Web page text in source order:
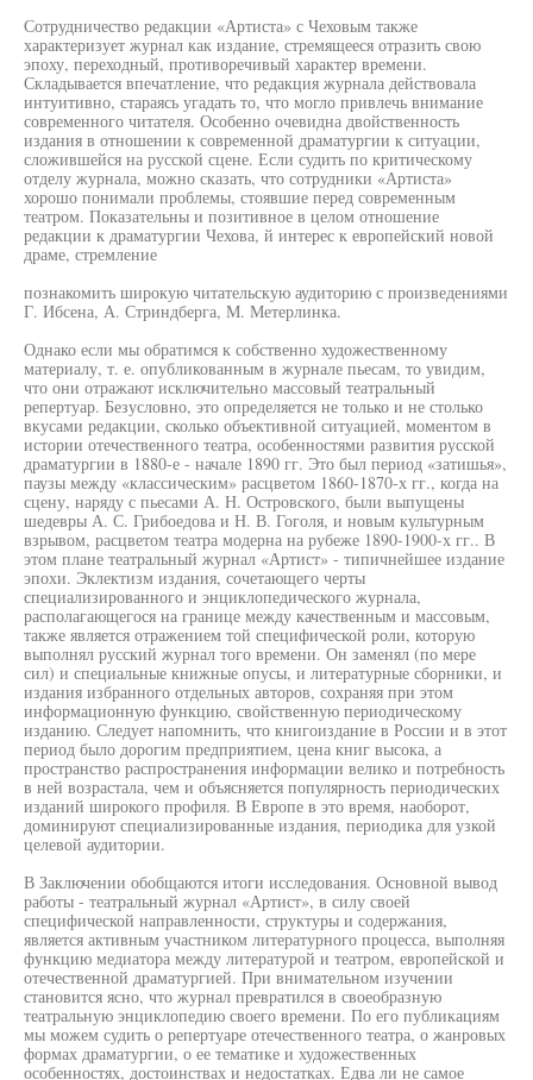
Сотрудничество редакции «Артиста» с Чеховым также
характеризует журнал как издание, стремящееся отразить свою
эпоху, переходный, противоречивый характер времени.
Складывается впечатление, что редакция журнала действовала
интуитивно, стараясь угадать то, что могло привлечь внимание
современного читателя. Особенно очевидна двойственность
издания в отношении к современной драматургии к ситуации,
сложившейся на русской сцене. Если судить по критическому
отделу журнала, можно сказать, что сотрудники «Артиста»
хорошо понимали проблемы, стоявшие перед современным
театром. Показательны и позитивное в целом отношение
редакции к драматургии Чехова, й интерес к европейский новой
драме, стремление
познакомить широкую читательскую аудиторию с произведениями
Г. Ибсена, А. Стриндберга, М. Метерлинка.
Однако если мы обратимся к собственно художественному
материалу, т. е. опубликованным в журнале пьесам, то увидим,
что они отражают исключительно массовый театральный
репертуар. Безусловно, это определяется не только и не столько
вкусами редакции, сколько объективной ситуацией, моментом в
истории отечественного театра, особенностями развития русской
драматургии в 1880-е - начале 1890 гг. Это был период «затишья»,
паузы между «классическим» расцветом 1860-1870-х гг., когда на
сцену, наряду с пьесами А. Н. Островского, были выпущены
шедевры А. С. Грибоедова и Н. В. Гоголя, и новым культурным
взрывом, расцветом театра модерна на рубеже 1890-1900-х гг.. В
этом плане театральный журнал «Артист» - типичнейшее издание
эпохи. Эклектизм издания, сочетающего черты
специализированного и энциклопедического журнала,
располагающегося на границе между качественным и массовым,
также является отражением той специфической роли, которую
выполнял русский журнал того времени. Он заменял (по мере
сил) и специальные книжные опусы, и литературные сборники, и
издания избранного отдельных авторов, сохраняя при этом
информационную функцию, свойственную периодическому
изданию. Следует напомнить, что книгоиздание в России и в этот
период было дорогим предприятием, цена книг высока, а
пространство распространения информации велико и потребность
в ней возрастала, чем и объясняется популярность периодических
изданий широкого профиля. В Европе в это время, наоборот,
доминируют специализированные издания, периодика для узкой
целевой аудитории.
В Заключении обобщаются итоги исследования. Основной вывод
работы - театральный журнал «Артист», в силу своей
специфической направленности, структуры и содержания,
является активным участником литературного процесса, выполняя
функцию медиатора между литературой и театром, европейской и
отечественной драматургией. При внимательном изучении
становится ясно, что журнал превратился в своеобразную
театральную энциклопедию своего времени. По его публикациям
мы можем судить о репертуаре отечественного театра, о жанровых
формах драматургии, о ее тематике и художественных
особенностях, достоинствах и недостатках. Едва ли не самое